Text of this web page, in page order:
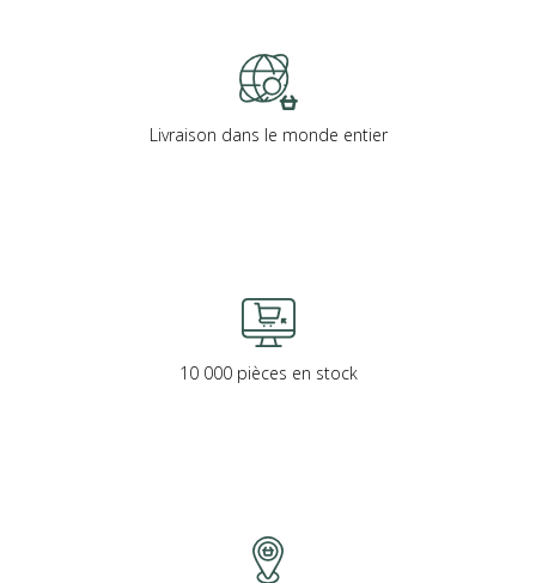
Livraison dans le monde entier
10 000 pièces en stock